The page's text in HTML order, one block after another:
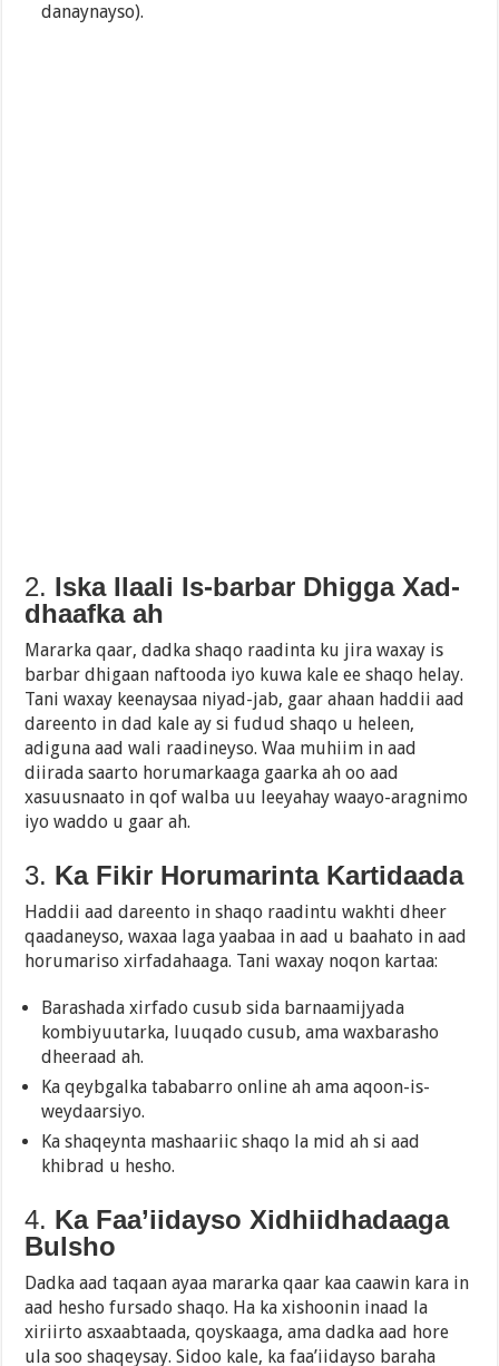
danaynayso).
2. Iska Ilaali Is-barbar Dhigga Xad-
dhaafka ah
Mararka qaar, dadka shaqo raadinta ku jira waxay is
barbar dhigaan naftooda iyo kuwa kale ee shaqo helay.
Tani waxay keenaysaa niyad-jab, gaar ahaan haddii aad
dareento in dad kale ay si fudud shaqo u heleen,
adiguna aad wali raadineyso. Waa muhiim in aad
diirada saarto horumarkaaga gaarka ah oo aad
xasuusnaato in qof walba uu leeyahay waayo-aragnimo
iyo waddo u gaar ah.
3. Ka Fikir Horumarinta Kartidaada
Haddii aad dareento in shaqo raadintu wakhti dheer
qaadaneyso, waxaa laga yaabaa in aad u baahato in aad
horumariso xirfadahaaga. Tani waxay noqon kartaa:
Barashada xirfado cusub sida barnaamijyada
kombiyuutarka, luuqado cusub, ama waxbarasho
dheeraad ah.
Ka qeybgalka tababarro online ah ama aqoon-is-
weydaarsiyo.
Ka shaqeynta mashaariic shaqo la mid ah si aad
khibrad u hesho.
4. Ka Faa’iidayso Xidhiidhadaaga
Bulsho
Dadka aad taqaan ayaa mararka qaar kaa caawin kara in
aad hesho fursado shaqo. Ha ka xishoonin inaad la
xiriirto asxaabtaada, qoyskaaga, ama dadka aad hore
ula soo shaqeysay. Sidoo kale, ka faa’iidayso baraha